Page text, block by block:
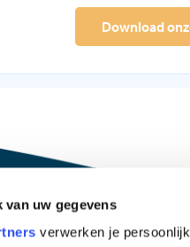
uw gegevens
verwerken je
Download